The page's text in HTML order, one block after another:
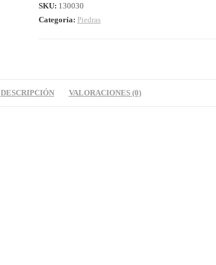
SKU: 130030
Categoría: Piedras
DESCRIPCIÓN VALORACIONES (0)